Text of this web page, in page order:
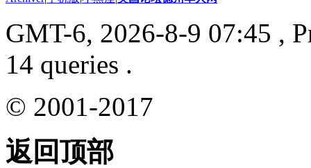
GMT-6, 2026-8-9 07:45 ,
14 queries .
© 2001-2017
返回顶部